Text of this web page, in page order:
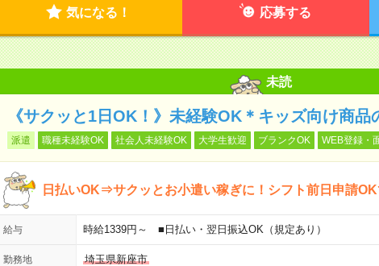
気になる！ 応募する
未読
《サクッと1日OK！》未経験OK＊キッズ向け商品
派遣 職種未経験OK 社会人未経験OK 大学生歓迎 ブランクOK WEB登録・
日払いOK⇒サクッとお小遣い稼ぎに！シフト前日申請OK
給与 時給1339円～ ■日払い・翌日振込OK（規定あり）
勤務地
埼玉県新座市